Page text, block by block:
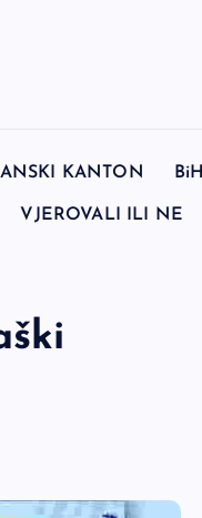
KANTON BiH
VJEROVALI ILI NE